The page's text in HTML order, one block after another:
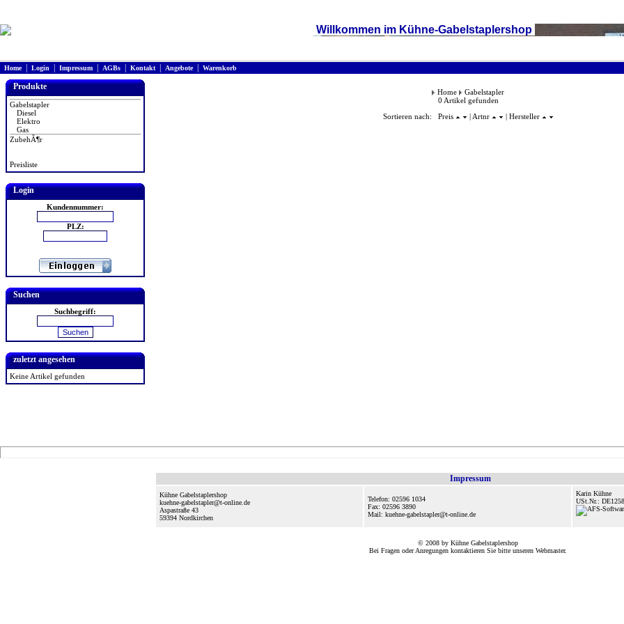
Willkommen im Kühne-Gabelstaplershop
Home| Login Impressum AGBs Kontakt| Angebote| Warenkorb
Produkte
Gabelstapler
Diesel
Elektro
Gas
ZubehÃ¶r
Preisliste
Login
Kundennummer:
PLZ:
Suchen
Suchbegriff:
zuletzt angesehen
Keine Artikel gefunden
Home
Gabelstapler
0 Artikel gefunden
Sortieren nach: Preis
| Artnr | Hersteller
Impressum
Kühne Gabelstaplershop
kuehne-gabelstapler@t-online.de
Aspastraße 43
59394 Nordkirchen
Telefon: 02596 1034
Fax: 02596 3890
Mail: kuehne-gabelstapler@t-online.de
Karin Kühne
USt.Nr.:
© 2008 by Kühne Gabelstaplershop
Bei Fragen oder Anregungen kontaktieren Sie bitte unseren Webmaster.